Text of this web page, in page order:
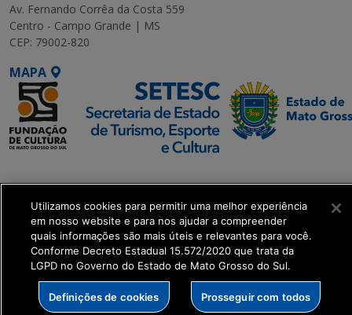
Av. Fernando Corrêa da Costa 559
Centro - Campo Grande | MS
CEP: 79002-820
MAPA
Transformação Digital
get_footer();
Utilizamos cookies para permitir uma melhor experiência
em nosso website e para nos ajudar a compreender
quais informações são mais úteis e relevantes para você.
Conforme Decreto Estadual 15.572/2020 que trata da
LGPD no Governo do Estado de Mato Grosso do Sul.
Definições de cookies Prosseguir com todos